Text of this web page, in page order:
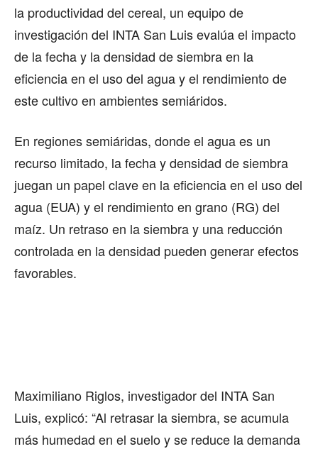
la productividad del cereal, un equipo de
investigación del INTA San Luis evalúa el impacto
de la fecha y la densidad de siembra en la
eficiencia en el uso del agua y el rendimiento de
este cultivo en ambientes semiáridos.
En regiones semiáridas, donde el agua es un
recurso limitado, la fecha y densidad de siembra
juegan un papel clave en la eficiencia en el uso del
agua (EUA) y el rendimiento en grano (RG) del
maíz. Un retraso en la siembra y una reducción
controlada en la densidad pueden generar efectos
favorables.
Maximiliano Riglos, investigador del INTA San
Luis, explicó: “Al retrasar la siembra, se acumula
más humedad en el suelo y se reduce la demanda